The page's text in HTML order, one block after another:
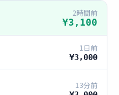
2時間前
¥3,100
1日前
¥3,000
13分前